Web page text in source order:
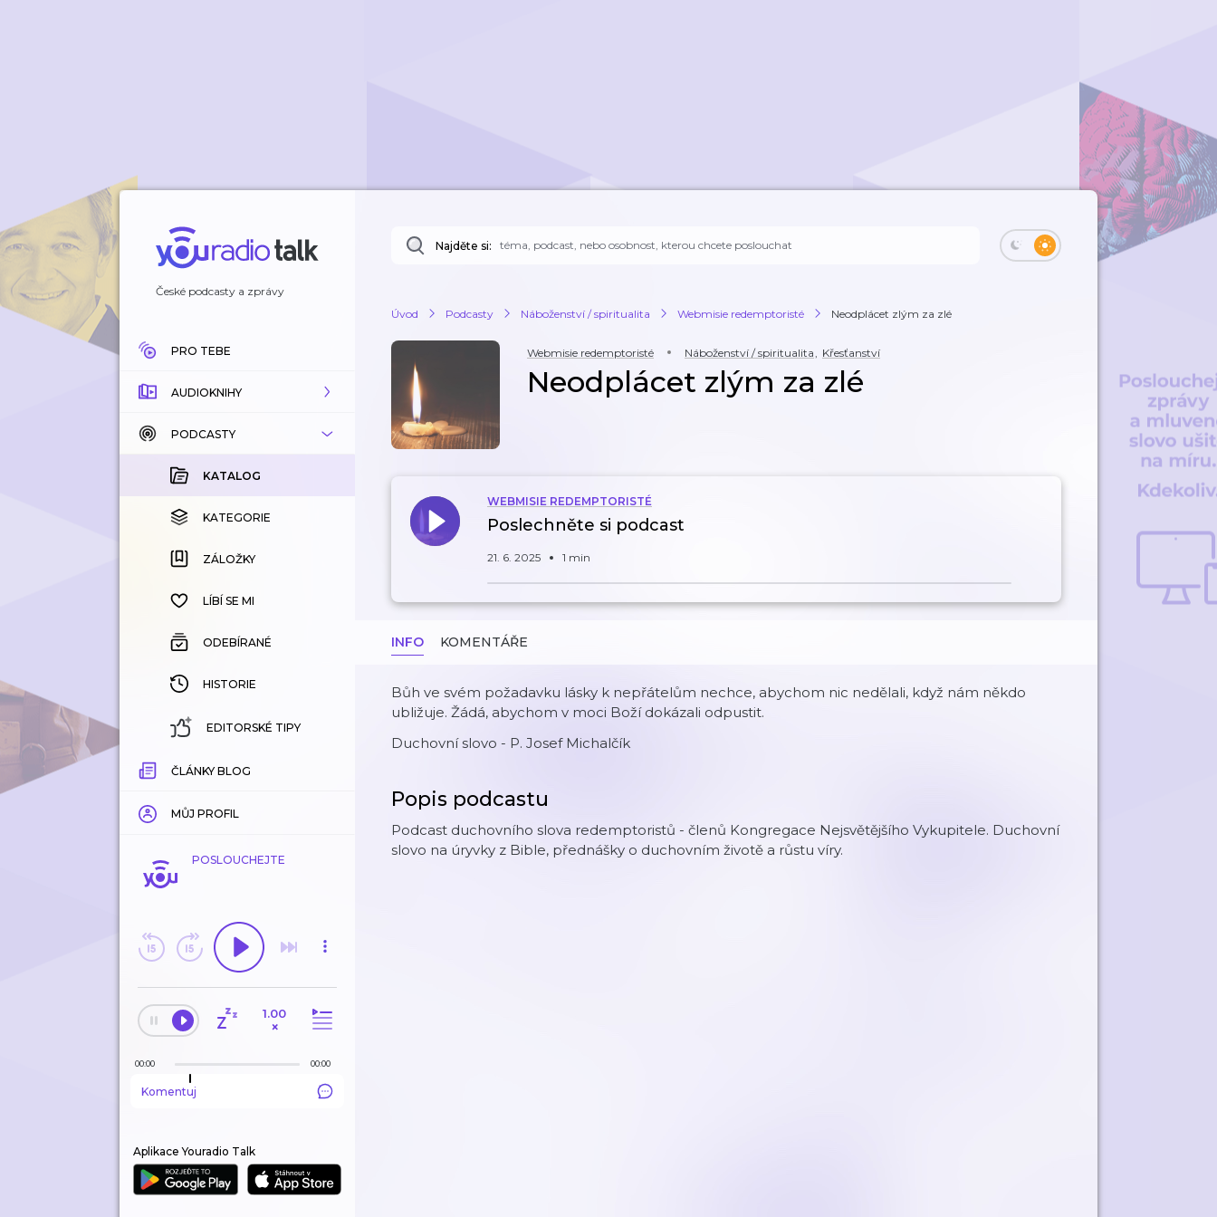
České podcasty a zprávy
PRO TEBE
AUDIOKNIHY
KATALOG
KOUPENÉ
KATEGORIE
ZÁLOŽKY
HISTORIE
PODCASTY
KATALOG
KATEGORIE
ZÁLOŽKY
LÍBÍ SE MI
ODEBÍRANÉ
HISTORIE
EDITORSKÉ TIPY
ČLÁNKY BLOG
MŮJ PROFIL
POSLOUCHEJTE
1.00
×
00:00 00:00
Komentuj
Aplikace Youradio Talk
Najděte si:
Úvod Podcasty Náboženství / spiritualita Webmisie redemptoristé Neodplácet zlým za zlé
Webmisie redemptoristé Náboženství / spiritualita, Křesťanství
Neodplácet zlým za zlé
WEBMISIE REDEMPTORISTÉ
Poslechněte si podcast
21. 6. 2025 1 min
INFO KOMENTÁŘE
Bůh ve svém požadavku lásky k nepřátelům nechce, abychom nic nedělali, když nám někdo
ubližuje. Žádá, abychom v moci Boží dokázali odpustit.
Duchovní slovo - P. Josef Michalčík
Popis podcastu
Podcast duchovního slova redemptoristů - členů Kongregace Nejsvětějšího Vykupitele. Duchovní
slovo na úryvky z Bible, přednášky o duchovním životě a růstu víry.